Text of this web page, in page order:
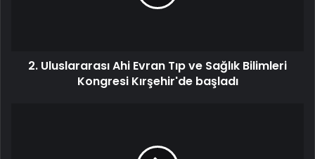
2. Uluslararası Ahi Evran Tıp ve Sağlık Bilimleri
Kongresi Kırşehir'de başladı